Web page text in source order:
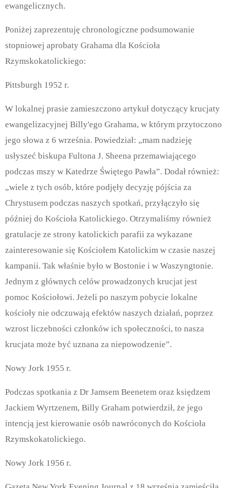
ewangelicznych.
Poniżej zaprezentuję chronologiczne podsumowanie
stopniowej aprobaty Grahama dla Kościoła
Rzymskokatolickiego:
Pittsburgh 1952 r.
W lokalnej prasie zamieszczono artykuł dotyczący krucjaty
ewangelizacyjnej Billy'ego Grahama, w którym przytoczono
jego słowa z 6 września. Powiedział: „mam nadzieję
usłyszeć biskupa Fultona J. Sheena przemawiającego
podczas mszy w Katedrze Świętego Pawła”. Dodał również:
„wiele z tych osób, które podjęły decyzję pójścia za
Chrystusem podczas naszych spotkań, przyłączyło się
później do Kościoła Katolickiego. Otrzymaliśmy również
gratulacje ze strony katolickich parafii za wykazane
zainteresowanie się Kościołem Katolickim w czasie naszej
kampanii. Tak właśnie było w Bostonie i w Waszyngtonie.
Jednym z głównych celów prowadzonych krucjat jest
pomoc Kościołowi. Jeżeli po naszym pobycie lokalne
kościoły nie odczuwają efektów naszych działań, poprzez
wzrost liczebności członków ich społeczności, to nasza
krucjata może być uznana za niepowodzenie”.
Nowy Jork 1955 r.
Podczas spotkania z Dr Jamsem Beenetem oraz księdzem
Jackiem Wyrtzenem, Billy Graham potwierdził, że jego
intencją jest kierowanie osób nawróconych do Kościoła
Rzymskokatolickiego.
Nowy Jork 1956 r.